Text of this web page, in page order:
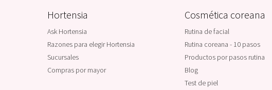
Hortensia
Ask Hortensia
Razones para elegir Hortensia
Sucursales
Compras por mayor
Cosmética coreana
Rutina de facial
Rutina coreana - 10 pasos
Productos por pasos rutina
Blog
Test de piel